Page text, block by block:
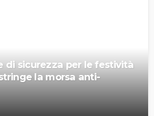
di sicurezza per le festività
la morsa anti-